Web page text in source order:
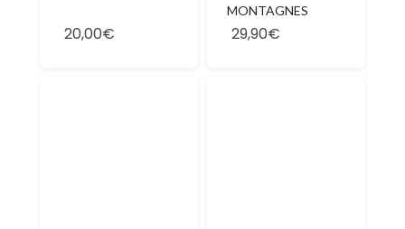
20,00€
MONTAGNES
29,90€